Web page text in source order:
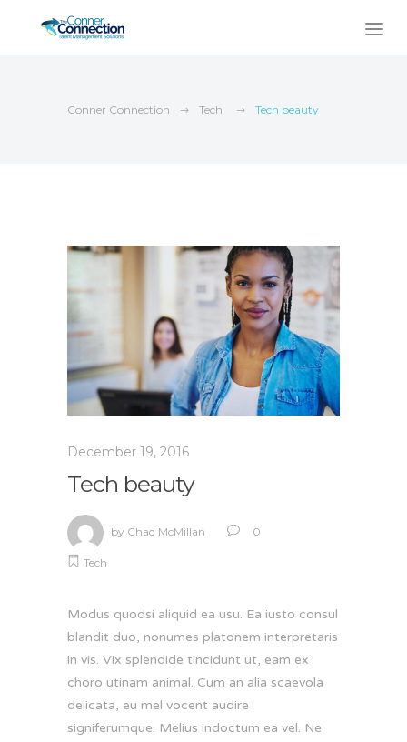
Conner Connection Tech Tech beauty
December 19, 2016
Tech beauty
by Chad McMillan 0
Tech
Modus quodsi aliquid ea usu. Ea iusto consul
blandit duo, nonumes platonem interpretaris
in vis. Vix splendide tincidunt ut, eam ex
choro utinam animal. Cum an alia scaevola
delicata, eu mel vocent audire
signiferumque. Melius indoctum ea vel. Ne